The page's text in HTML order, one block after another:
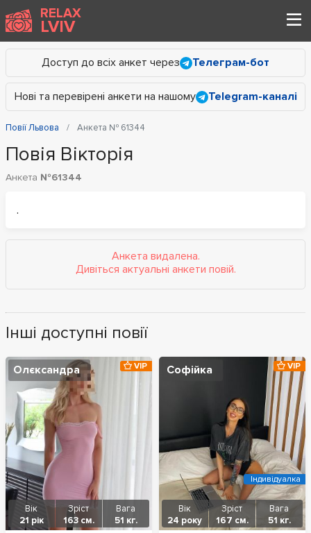
RELAX
LVIV
Доступ до всіх анкет через Телеграм-бот
Нові та перевірені анкети на нашому Telegram-каналі
Повії Львова Анкета № 61344
Повія Вікторія
Анкета №61344
.
Анкета видалена.
Дивіться актуальні анкети повій.
Інші доступні повії
Олєксандра
Вік
21 рік
Зріст
163 см.
Вага
51 кг.
VIP Софійка
Вік
24 року
Зріст
167 см.
Вага
51 кг.
VIP
Індивідуалка